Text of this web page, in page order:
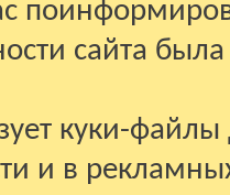
сайта
куки-файлы
и в